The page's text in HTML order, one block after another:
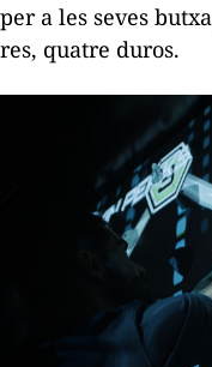
per a les seves
res, quatre duros.